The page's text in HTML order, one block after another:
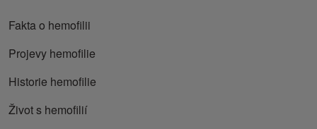
Fakta o hemofilii
Projevy hemofilie
Historie hemofilie
Život s hemofilií